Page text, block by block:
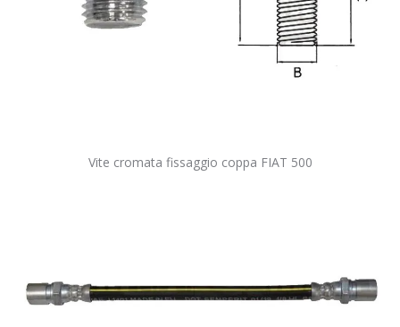
Vite cromata fissaggio coppa FIAT 500